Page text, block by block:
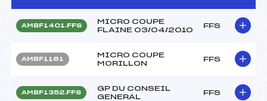
AMBF1401.FFS
MICRO COUPE
FLAINE 03/04/2010
FFS
AMBF1161
MICRO COUPE
MORILLON
FFS
AMBF1352.FFS
GP DU CONSEIL
GENERAL
FFS